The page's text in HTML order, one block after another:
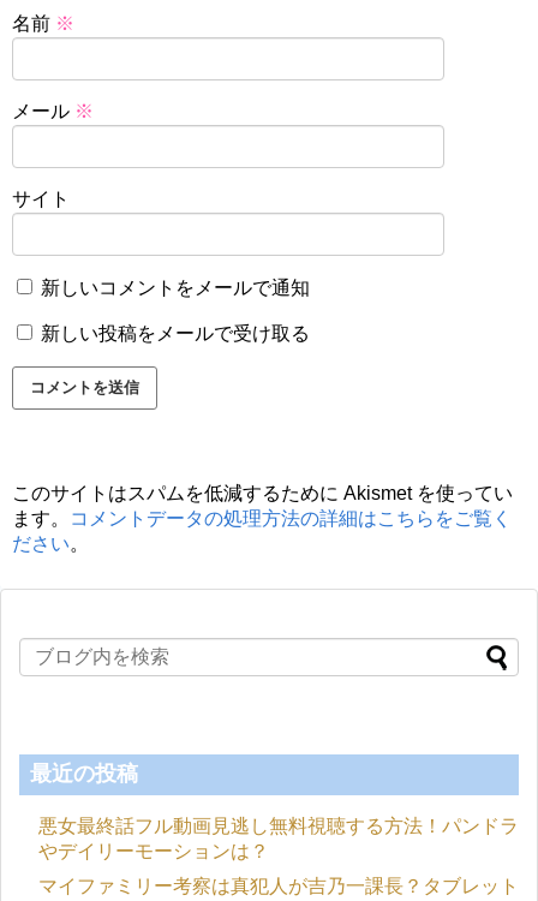
名前 ※
メール ※
サイト
新しいコメントをメールで通知
新しい投稿をメールで受け取る
このサイトはスパムを低減するために Akismet を使ってい
ます。
コメントデータの処理方法の詳細はこちらをご覧く
ださい。
最近の投稿
悪女最終話フル動画見逃し無料視聴する方法！パンドラ
やデイリーモーションは？
マイファミリー考察は真犯人が吉乃一課長？タブレット